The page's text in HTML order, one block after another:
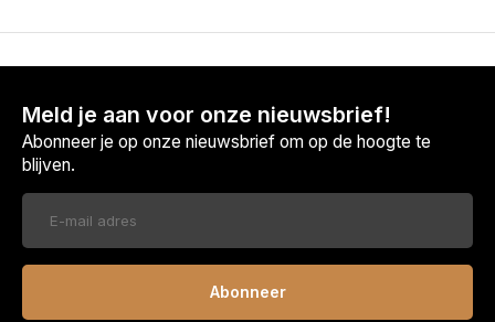
Meld je aan voor onze nieuwsbrief!
Abonneer je op onze nieuwsbrief om op de hoogte te
blijven.
Abonneer